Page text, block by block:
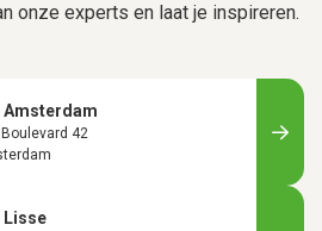
onze experts en laat je inspireren.
42
Lisse